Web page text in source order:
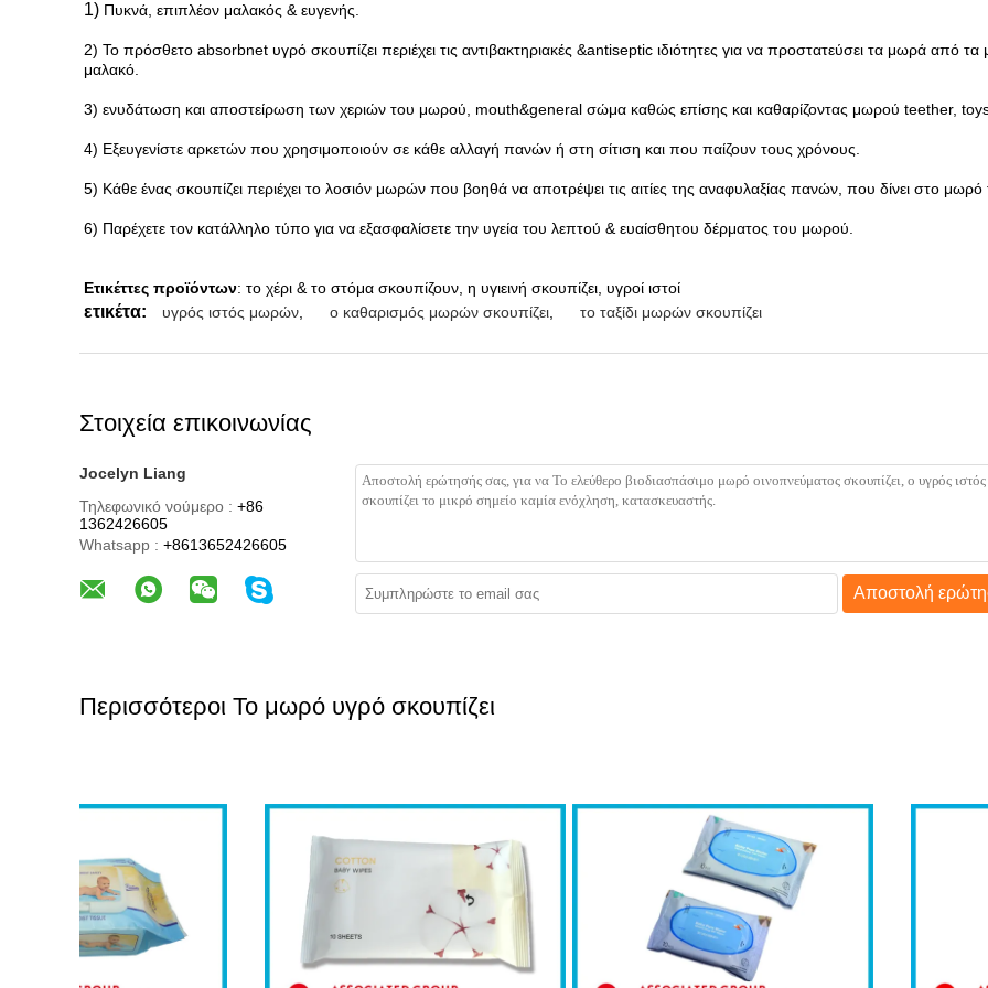
1) Πυκνά, επιπλέον μαλακός & ευγενής.
2) Το πρόσθετο absorbnet υγρό σκουπίζει περιέχει τις αντιβακτηριακές &antiseptic ιδιότητες για να προστατεύσει τα μωρά από
μαλακό.
3) ενυδάτωση και αποστείρωση των χεριών του μωρού, mouth&general σώμα καθώς επίσης και καθαρίζοντας μωρού teether,
4) Εξευγενίστε αρκετών που χρησιμοποιούν σε κάθε αλλαγή πανών ή στη σίτιση και που παίζουν τους χρόνους.
5) Κάθε ένας σκουπίζει περιέχει το λοσιόν μωρών που βοηθά να αποτρέψει τις αιτίες της αναφυλαξίας πανών, που δίνει στο
6) Παρέχετε τον κατάλληλο τύπο για να εξασφαλίσετε την υγεία του λεπτού & ευαίσθητου δέρματος του μωρού.
Ετικέττες προϊόντων: το χέρι & το στόμα σκουπίζουν, η υγιεινή σκουπίζει, υγροί ιστοί
ετικέτα: υγρός ιστός μωρών ο καθαρισμός μωρών σκουπίζει το ταξίδι μωρών σκουπίζει
Στοιχεία επικοινωνίας
Jocelyn Liang
Τηλεφωνικό νούμερο : +86
1362426605
Whatsapp : +8613652426605
Αποστολή
Περισσότεροι Το μωρό υγρό σκουπίζει